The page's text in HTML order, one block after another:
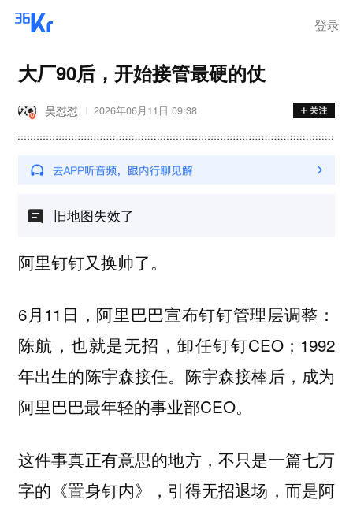
登录
大厂90后，开始接管最硬的仗
吴怼怼 2026年06月11日 09:38
旧地图失效了
阿里钉钉又换帅了。
6月11日，阿里巴巴宣布钉钉管理层调整：
陈航，也就是无招，卸任钉钉CEO；1992
年出生的陈宇森接任。陈宇森接棒后，成为
阿里巴巴最年轻的事业部CEO。
这件事真正有意思的地方，不只是一篇七万
字的《置身钉内》，引得无招退场，而是阿